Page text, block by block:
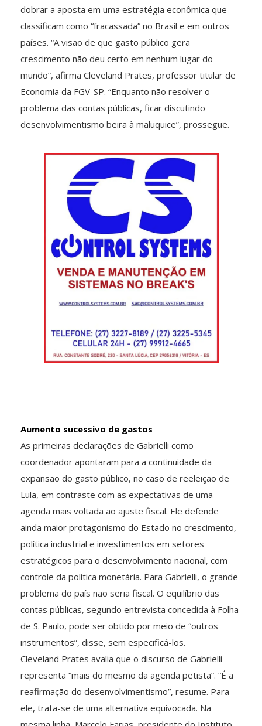
dobrar a aposta em uma estratégia econômica que
classificam como “fracassada” no Brasil e em outros
países. “A visão de que gasto público gera
crescimento não deu certo em nenhum lugar do
mundo”, afirma Cleveland Prates, professor titular de
Economia da FGV-SP. “Enquanto não resolver o
problema das contas públicas, ficar discutindo
desenvolvimentismo beira à maluquice”, prossegue.
Aumento sucessivo de gastos
As primeiras declarações de Gabrielli como
coordenador apontaram para a continuidade da
expansão do gasto público, no caso de reeleição de
Lula, em contraste com as expectativas de uma
agenda mais voltada ao ajuste fiscal. Ele defende
ainda maior protagonismo do Estado no crescimento,
política industrial e investimentos em setores
estratégicos para o desenvolvimento nacional, com
controle da política monetária. Para Gabrielli, o grande
problema do país não seria fiscal. O equilíbrio das
contas públicas, segundo entrevista concedida à Folha
de S. Paulo, pode ser obtido por meio de “outros
instrumentos”, disse, sem especificá-los.
Cleveland Prates avalia que o discurso de Gabrielli
representa “mais do mesmo da agenda petista”. “É a
reafirmação do desenvolvimentismo”, resume. Para
ele, trata-se de uma alternativa equivocada. Na